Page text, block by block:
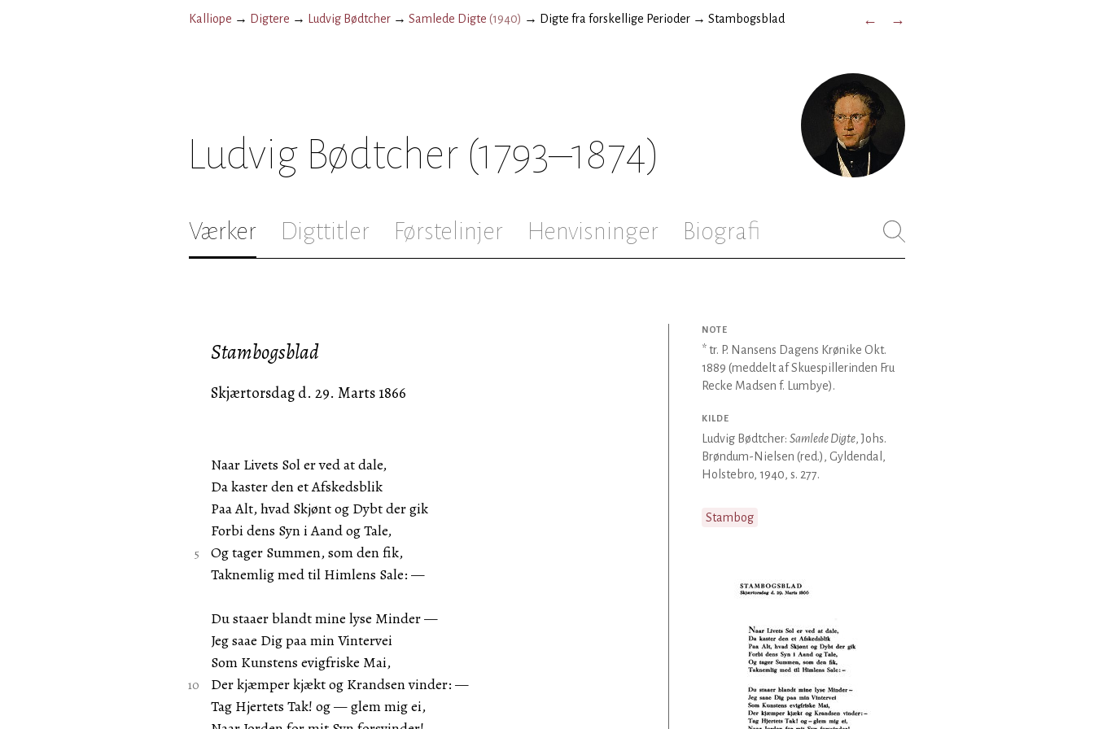
Kalliope → Digtere → Ludvig Bødtcher → Samlede Digte (1940) → Digte fra forskellige Perioder → Stambogsblad ← →
Ludvig Bødtcher (1793–1874)
Værker Digttitler Førstelinjer Henvisninger Biografi
Stambogsblad
Skjærtorsdag d. 29. Marts 1866
Naar Livets Sol er ved at dale,
Da kaster den et Afskedsblik
Paa Alt, hvad Skjønt og Dybt der gik
Forbi dens Syn i Aand og Tale,
Og tager Summen, som den fik,
Taknemlig med til Himlens Sale: —
Du staaer blandt mine lyse Minder —
Jeg saae Dig paa min Vintervei
Som Kunstens evigfriske Mai,
Der kjæmper kjækt og Krandsen vinder: —
Tag Hjertets Tak! og — glem mig ei,
NOTE
* tr. P. Nansens Dagens Krønike Okt.
1889 (meddelt af Skuespillerinden Fru
Recke Madsen f. Lumbye).
KILDE
Ludvig Bødtcher: Samlede Digte, Johs.
Brøndum-Nielsen (red.), Gyldendal,
Holstebro, 1940, s. 277.
Stambog